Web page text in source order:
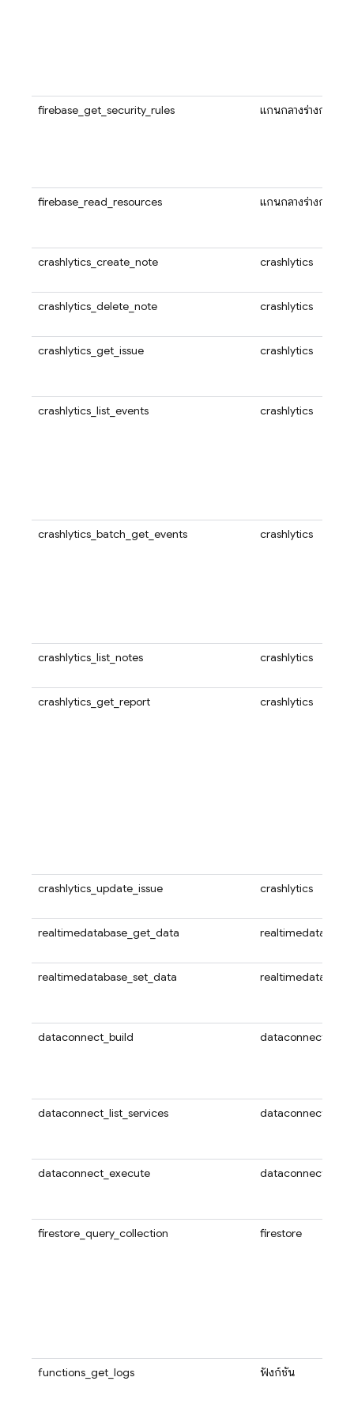
firebase_get_security_rules แกนกลางร่างกาย
firebase_read_resources แกนกลางร่างกาย
crashlytics_create_note crashlytics
crashlytics_delete_note crashlytics
crashlytics_get_issue crashlytics
crashlytics_list_events crashlytics
crashlytics_batch_get_events crashlytics
crashlytics_list_notes crashlytics
crashlytics_get_report crashlytics
crashlytics_update_issue crashlytics
realtimedatabase_get_data realtimedatabase
realtimedatabase_set_data realtimedatabase
dataconnect_build dataconnect
dataconnect_list_services dataconnect
dataconnect_execute dataconnect
firestore_query_collection firestore
functions_get_logs ฟังก์ชัน